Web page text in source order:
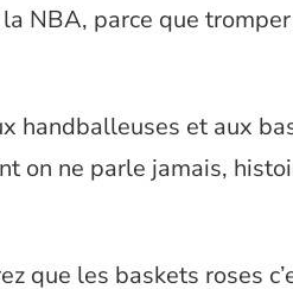
NBA, parce que
handballeuses et aux
on ne parle jamais,
que les baskets roses